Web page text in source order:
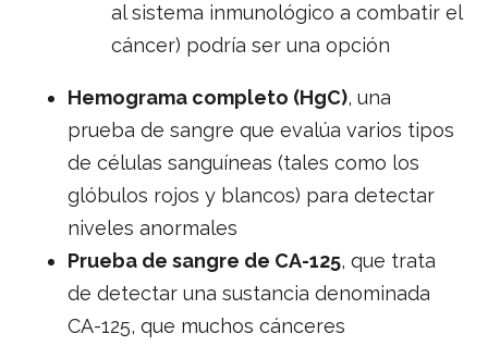
al sistema inmunológico a combatir el
cáncer) podría ser una opción
Hemograma completo (HgC), una
prueba de sangre que evalúa varios tipos
de células sanguíneas (tales como los
glóbulos rojos y blancos) para detectar
niveles anormales
Prueba de sangre de CA-125, que trata
de detectar una sustancia denominada
CA-125, que muchos cánceres